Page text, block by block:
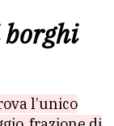
borghi
l’unico